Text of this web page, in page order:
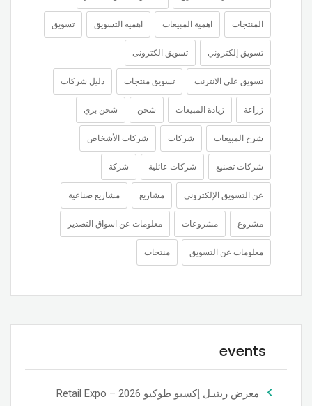
المنتجات اهمية المبيعات اهميه التسويق تسويق
تسويق إلكتروني تسويق الكترونى
تسويق على الانترنت تسويق منتجات دليل شركات
زراعة زيادة المبيعات شحن شحن بري
شرح المبيعات شركات شركات الأشخاص
شركات تصنيع شركات عائلية شركة
عن التسويق الإلكتروني مشاريع مشاريع صناعية
مشروع مشروعات معلومات عن اسواق التصدير
معلومات عن التسويق منتجات
events
معرض ريتيـل إكسبو طوكيو 2026 – Retail Expo